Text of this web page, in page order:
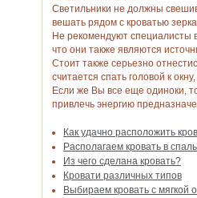
Светильники не должны
вешать рядом с кроватью
Не рекомендуют специалисты
что они также являются
Стоит также серьезно
считается спать головой к
Если же Вы все еще одиноки,
привлечь энергию
Как удачно расположить
Располагаем кровать в
Из чего сделана кровать?
Кровати различных типов
Выбираем кровать с мягкой